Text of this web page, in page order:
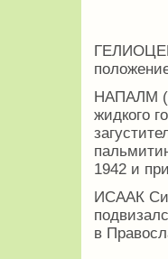
НАПАЛМ
жидкого
1942 и
ИСААК
в